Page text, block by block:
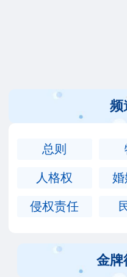
频
总则
人格权 婚
侵权责任
金牌